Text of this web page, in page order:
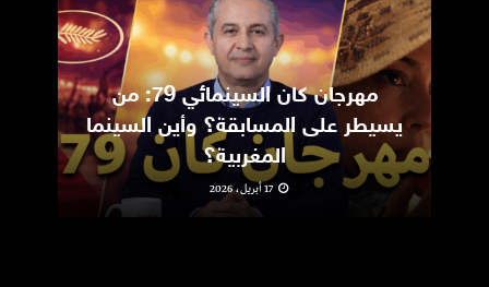
مهرجان كان السينمائي 79: من
يسيطر على المسابقة؟ وأين السينما
المغربية؟
17 أبريل، 2026